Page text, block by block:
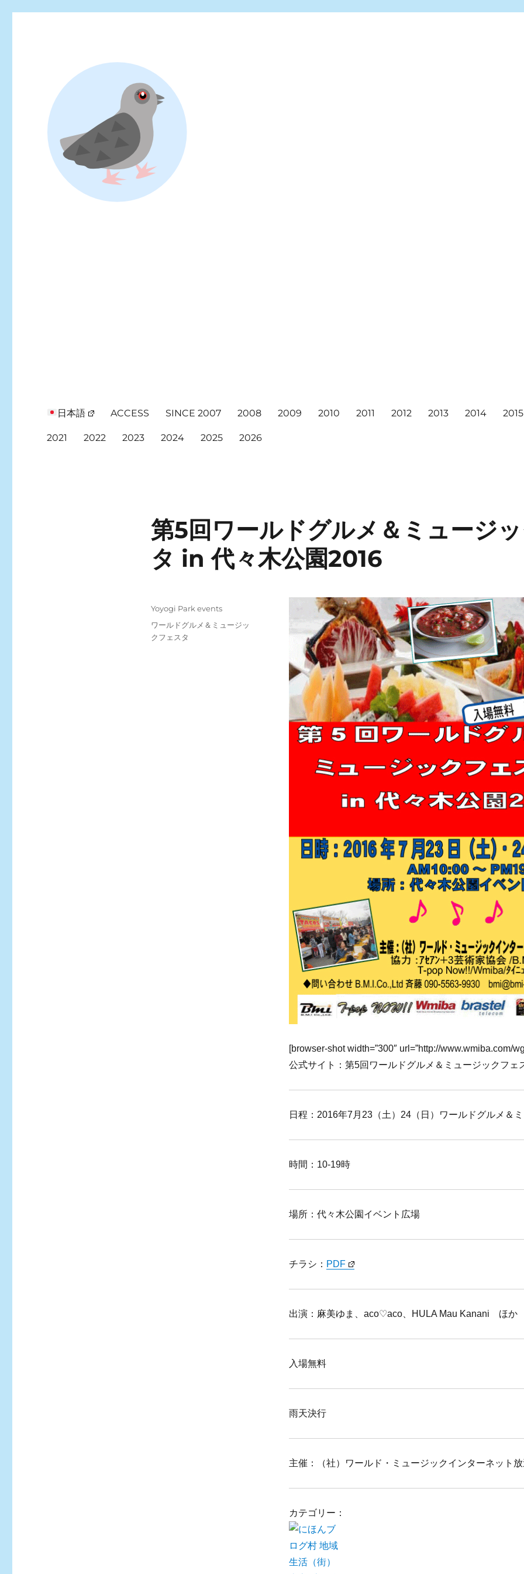
日本語 ACCESS SINCE 2007 2008 2009 2010 2011 2012 2013 2014 2015
2021 2022 2023 2024 2025 2026
第5回ワールドグルメ＆ミュージ
タ in 代々木公園2016
[browser-shot width=”300″ url=”http://www.wmiba.com/
公式サイト：第5回ワールドグルメ＆ミュージックフェ
日程：2016年7月23（土）24（日）ワールドグルメ＆
時間：10-19時
場所：代々木公園イベント広場
チラシ： PDF
出演：麻美ゆま、aco♡aco、HULA Mau Kanani ほか
入場無料
雨天決行
主催：（社）ワールド・ミュージックインターネット
カテゴリー：
Posted
on
Categories
Yoyogi Park events
Tags
ワールドグルメ＆ミュージッ
クフェスタ